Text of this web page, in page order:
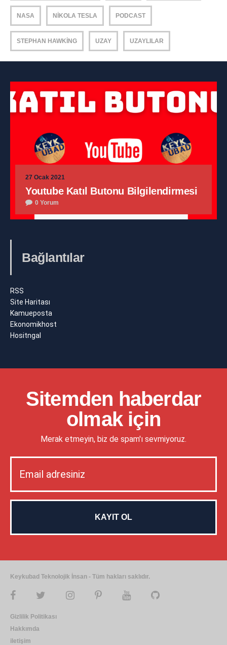
NASA NIKOLA TESLA PODCAST
STEPHAN HAWKING UZAY UZAYLILAR
27 Ocak 2021
Youtube Katıl Butonu Bilgilendirmesi
0 Yorum
Bağlantılar
RSS
Site Haritası
Kamueposta
Ekonomikhost
Hositngal
Sitemden haberdar
olmak için
Merak etmeyin, biz de spam'ı sevmiyoruz.
Keykubad Teknolojik İnsan - Tüm hakları saklıdır.
Gizlilik Politikası
Hakkımda
iletişim